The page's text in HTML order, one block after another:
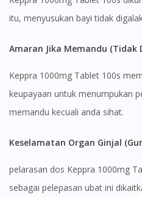
To serve you better,
itu, menyusukan bayi tidak
Amaran Jika Memandu (Tidak
Keppra 1000mg Tablet 100s
keupayaan untuk menumpukan
memandu kecuali anda sihat.
Keselamatan Organ Ginjal
pelarasan dos Keppra 1000mg
sebagai pelepasan ubat ini